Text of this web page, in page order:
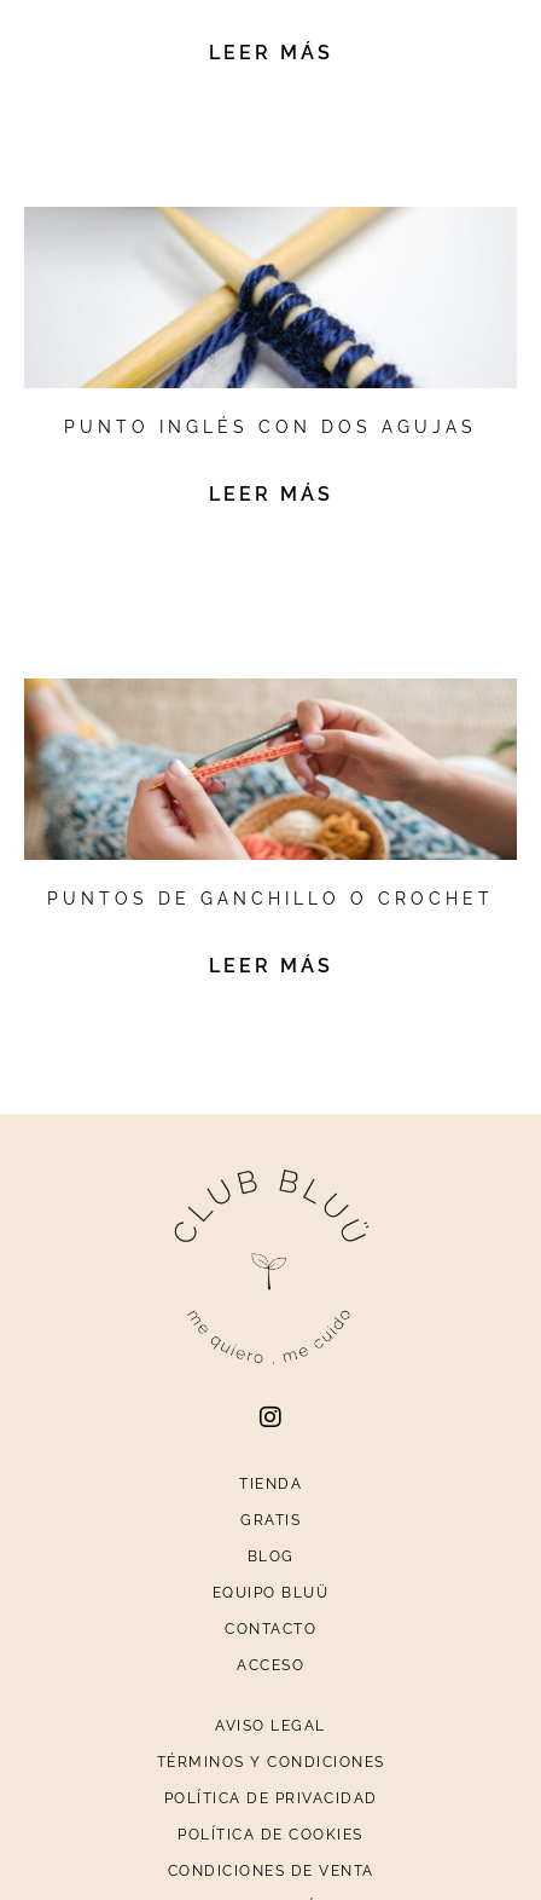
LEER MÁS
PUNTO INGLÉS CON DOS AGUJAS
LEER MÁS
PUNTOS DE GANCHILLO O CROCHET
LEER MÁS
TIENDA
GRATIS
BLOG
EQUIPO BLUÜ
CONTACTO
ACCESO
AVISO LEGAL
TÉRMINOS Y CONDICIONES
POLÍTICA DE PRIVACIDAD
POLÍTICA DE COOKIES
CONDICIONES DE VENTA